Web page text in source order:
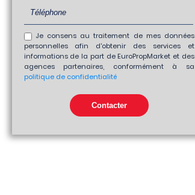
Je consens au traitement de mes données
personnelles afin d'obtenir des services et
informations de la part de EuroPropMarket et des
agences partenaires, conformément à sa
politique de confidentialité